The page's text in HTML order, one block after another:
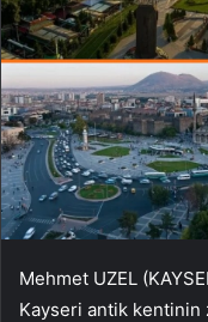
Mehmet UZEL
Kayseri antik